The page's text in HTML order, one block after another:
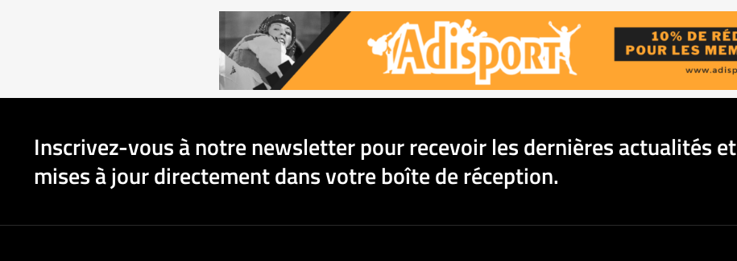
Inscrivez-vous à notre newsletter pour recevoir les dernières actualités et
mises à jour directement dans votre boîte de réception.